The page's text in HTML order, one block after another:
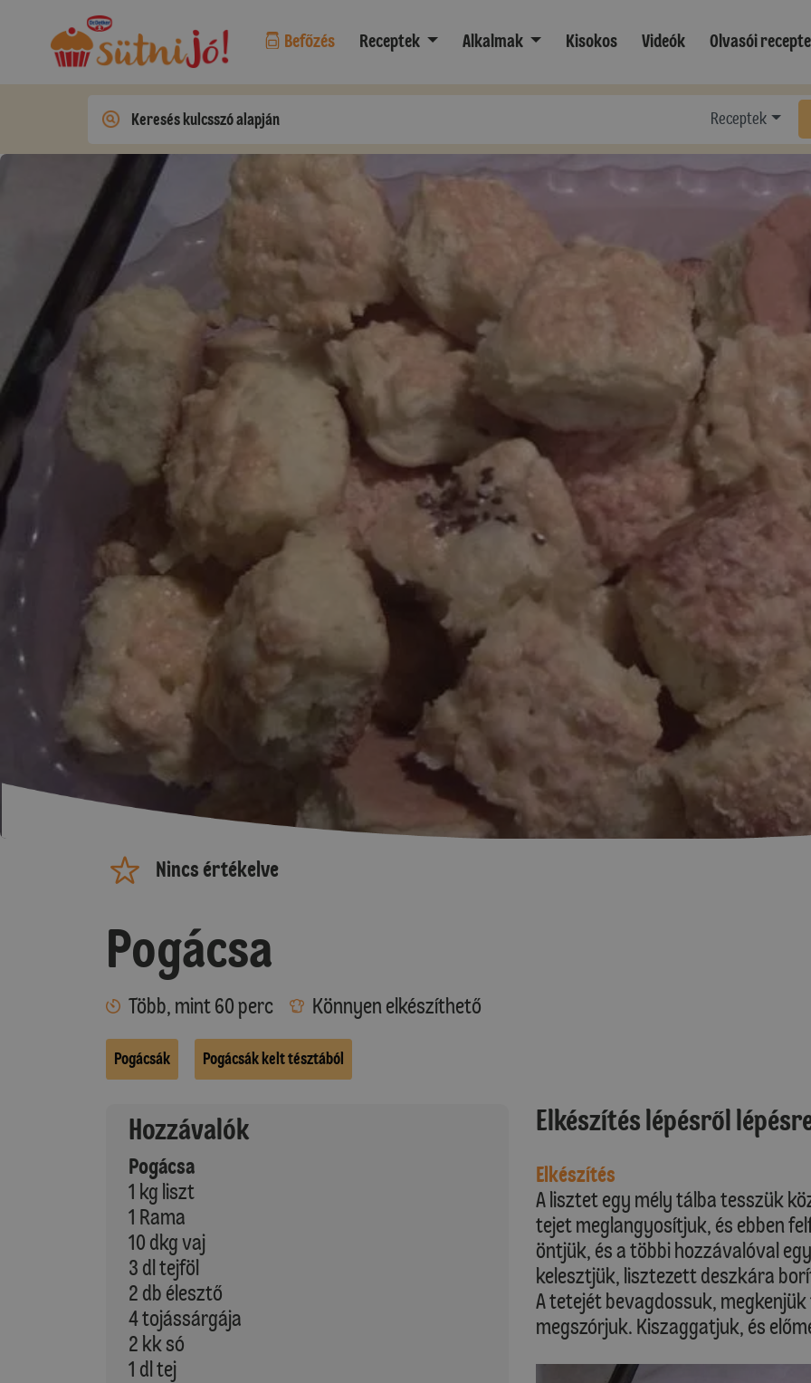
Befőzés Receptek Alkalmak Kisokos Videók Olvasói
Receptek
Nincs értékelve
Pogácsa
Több, mint 60 perc Könnyen elkészíthető
Pogácsák Pogácsák kelt tésztából
Hozzávalók
Pogácsa
1 kg liszt
1 Rama
10 dkg vaj
3 dl tejföl
2 db élesztő
4 tojássárgája
2 kk só
1 dl tej
Elkészítés lépésről
Elkészítés
A lisztet egy mély tálba tesszük
tejet meglangyosítjuk, és ebben
öntjük, és a többi hozzávalóval
kelesztjük, lisztezett deszkára
A tetejét bevagdossuk,
megszórjuk. Kiszaggatjuk, és